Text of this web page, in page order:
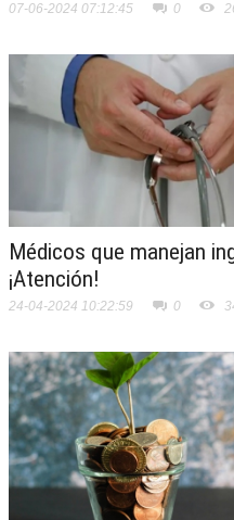
07-06-2024 07:12:45 0
Médicos que manejan
¡Atención!
24-04-2024 10:22:59 0